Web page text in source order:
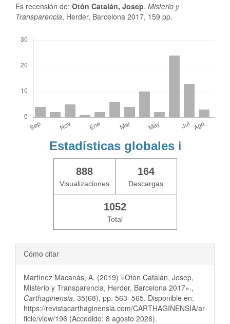
Es recensión de: Otón Catalán, Josep, Misterio y
Transparencia, Herder, Barcelona 2017, 159 pp.
Estadísticas globales ℹ️
888
Visualizaciones
164
Descargas
1052
Total
Cómo citar
Martínez Macanás, A. (2019) «Otón Catalán, Josep,
Misterio y Transparencia, Herder, Barcelona 2017».,
Carthaginensia, 35(68), pp. 563–565. Disponible en:
https://revistacarthaginensia.com/CARTHAGINENSIA/ar
ticle/view/196 (Accedido: 8 agosto 2026).